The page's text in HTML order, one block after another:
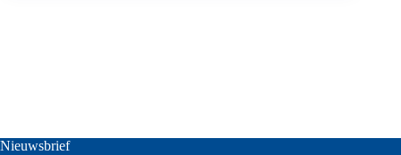
ROLVORMLIJN?
Nieuwsbrief